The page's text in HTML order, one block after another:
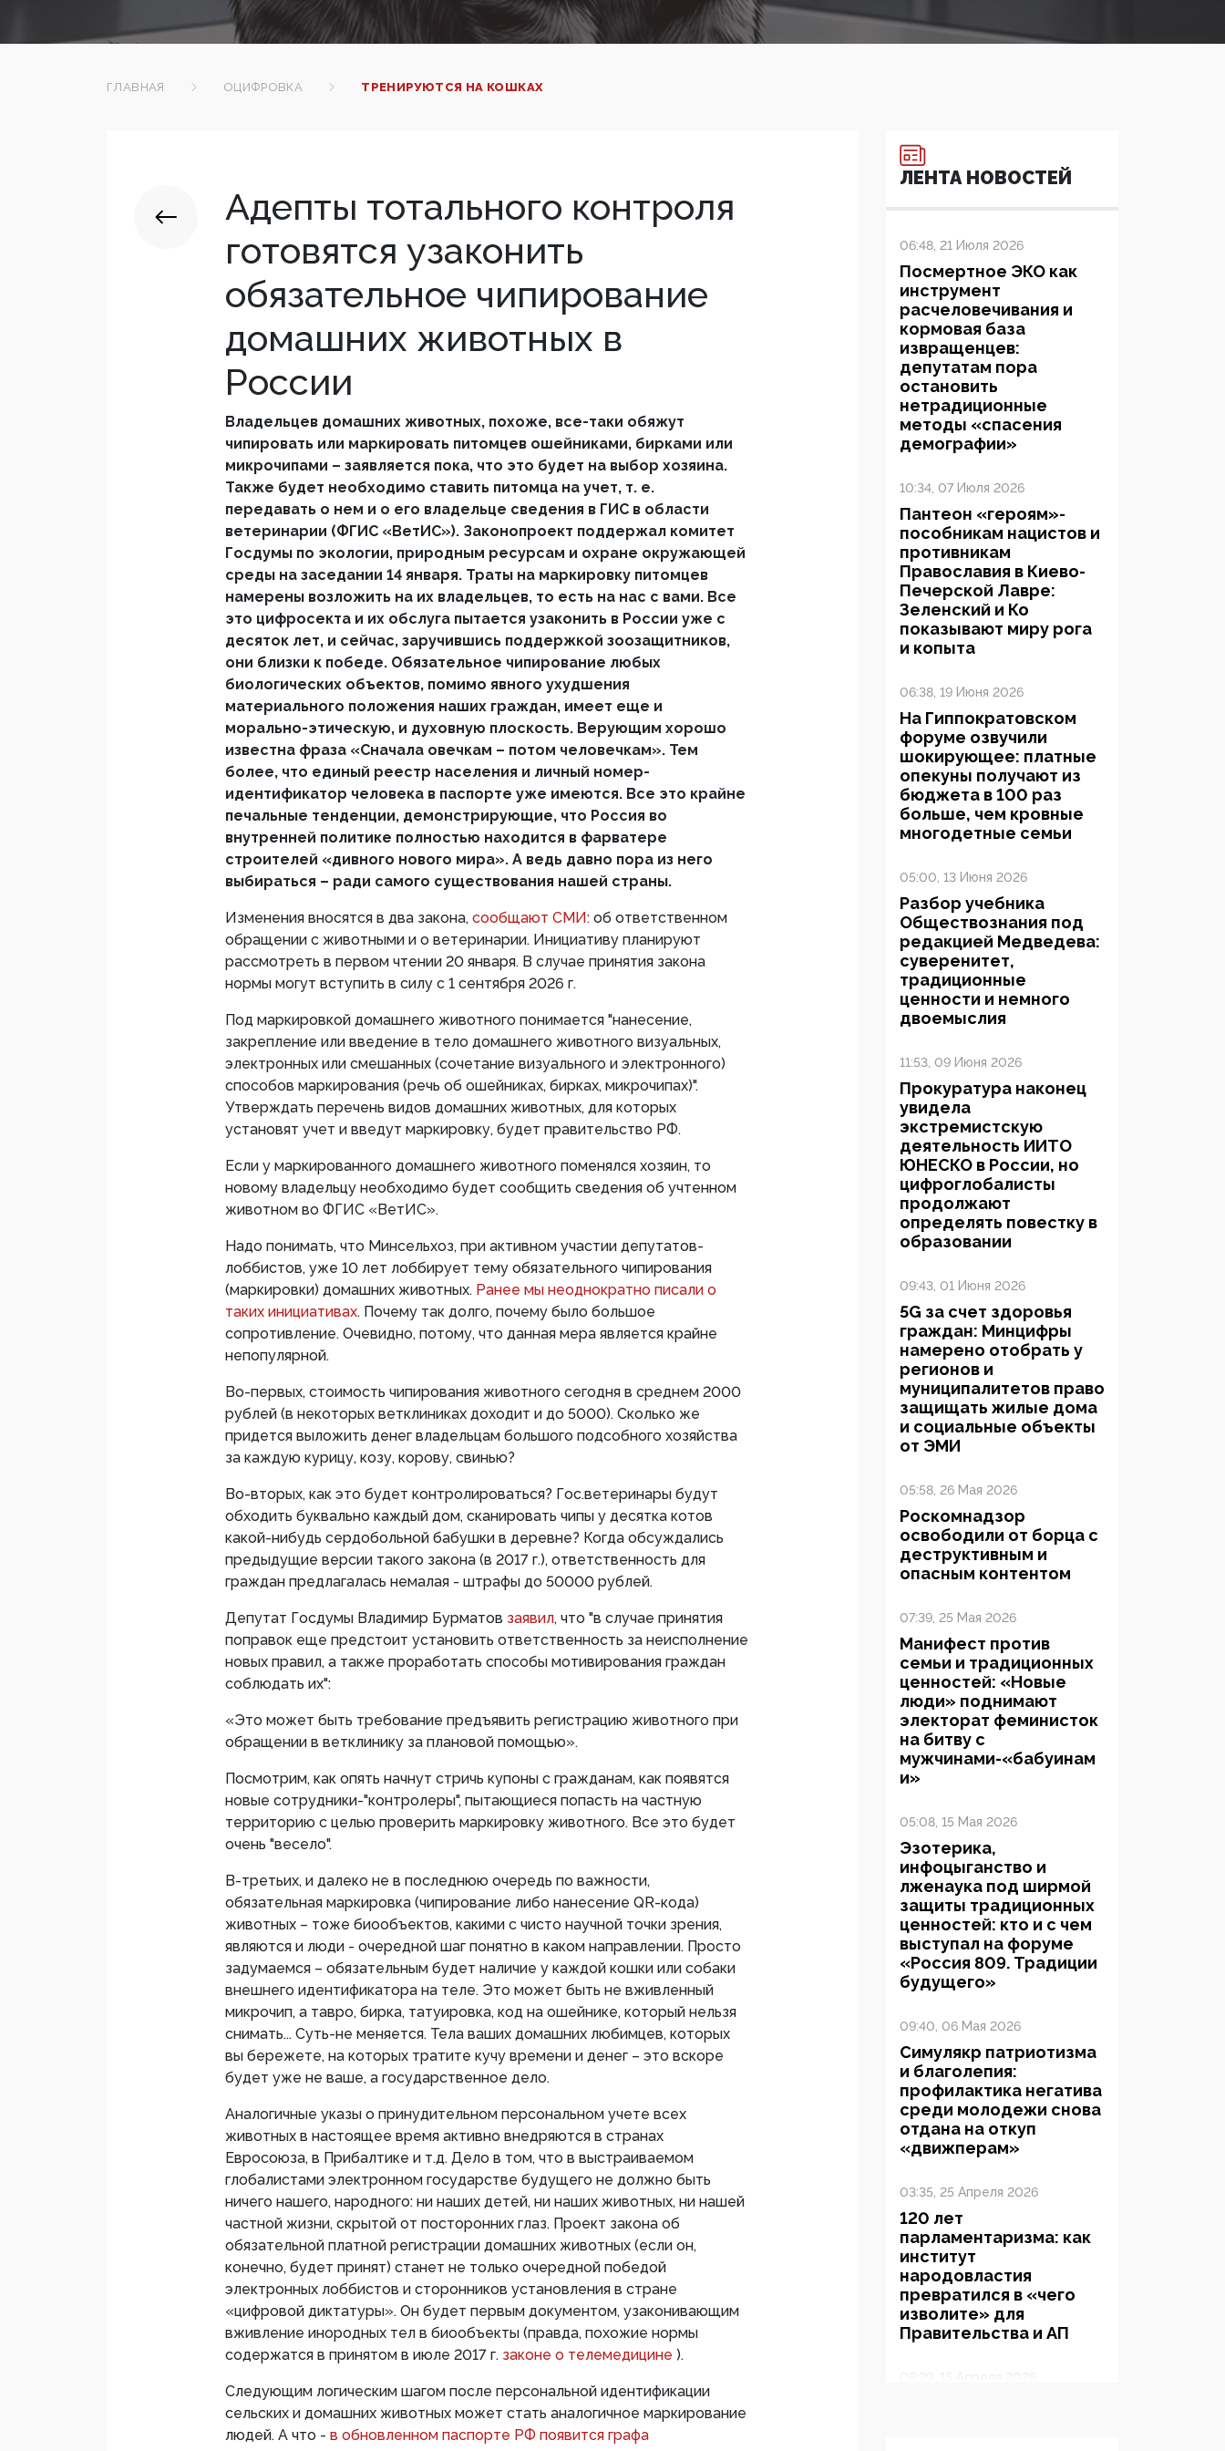
ГЛАВНАЯ ОЦИФРОВКА ТРЕНИРУЮТСЯ НА КОШКАХ
Адепты тотального контроля
готовятся узаконить
обязательное чипирование
домашних животных в
России
Владельцев домашних животных, похоже, все-таки обяжут
чипировать или маркировать питомцев ошейниками, бирками или
микрочипами – заявляется пока, что это будет на выбор хозяина.
Также будет необходимо ставить питомца на учет, т. е.
передавать о нем и о его владельце сведения в ГИС в области
ветеринарии (ФГИС «ВетИС»). Законопроект поддержал комитет
Госдумы по экологии, природным ресурсам и охране окружающей
среды на заседании 14 января. Траты на маркировку питомцев
намерены возложить на их владельцев, то есть на нас с вами. Все
это цифросекта и их обслуга пытается узаконить в России уже с
десяток лет, и сейчас, заручившись поддержкой зоозащитников,
они близки к победе. Обязательное чипирование любых
биологических объектов, помимо явного ухудшения
материального положения наших граждан, имеет еще и
морально-этическую, и духовную плоскость. Верующим хорошо
известна фраза «Сначала овечкам – потом человечкам». Тем
более, что единый реестр населения и личный номер-
идентификатор человека в паспорте уже имеются. Все это крайне
печальные тенденции, демонстрирующие, что Россия во
внутренней политике полностью находится в фарватере
строителей «дивного нового мира». А ведь давно пора из него
выбираться – ради самого существования нашей страны.
Изменения вносятся в два закона, сообщают СМИ: об ответственном
обращении с животными и о ветеринарии. Инициативу планируют
рассмотреть в первом чтении 20 января. В случае принятия закона
нормы могут вступить в силу с 1 сентября 2026 г.
Под маркировкой домашнего животного понимается "нанесение,
закрепление или введение в тело домашнего животного визуальных,
электронных или смешанных (сочетание визуального и электронного)
способов маркирования (речь об ошейниках, бирках, микрочипах)".
Утверждать перечень видов домашних животных, для которых
установят учет и введут маркировку, будет правительство РФ.
Если у маркированного домашнего животного поменялся хозяин, то
новому владельцу необходимо будет сообщить сведения об учтенном
животном во ФГИС «ВетИС».
Надо понимать, что Минсельхоз, при активном участии депутатов-
лоббистов, уже 10 лет лоббирует тему обязательного чипирования
(маркировки) домашних животных. Ранее мы неоднократно писали о
таких инициативах. Почему так долго, почему было большое
сопротивление. Очевидно, потому, что данная мера является крайне
непопулярной.
Во-первых, стоимость чипирования животного сегодня в среднем 2000
рублей (в некоторых ветклиниках доходит и до 5000). Сколько же
придется выложить денег владельцам большого подсобного хозяйства
за каждую курицу, козу, корову, свинью?
Во-вторых, как это будет контролироваться? Гос.ветеринары будут
обходить буквально каждый дом, сканировать чипы у десятка котов
какой-нибудь сердобольной бабушки в деревне? Когда обсуждались
предыдущие версии такого закона (в 2017 г.), ответственность для
граждан предлагалась немалая - штрафы до 50000 рублей.
Депутат Госдумы Владимир Бурматов заявил, что "в случае принятия
поправок еще предстоит установить ответственность за неисполнение
новых правил, а также проработать способы мотивирования граждан
соблюдать их":
«Это может быть требование предъявить регистрацию животного при
обращении в ветклинику за плановой помощью».
Посмотрим, как опять начнут стричь купоны с гражданам, как появятся
новые сотрудники-"контролеры", пытающиеся попасть на частную
территорию с целью проверить маркировку животного. Все это будет
очень "весело".
В-третьих, и далеко не в последнюю очередь по важности,
обязательная маркировка (чипирование либо нанесение QR-кода)
животных – тоже биообъектов, какими с чисто научной точки зрения,
являются и люди - очередной шаг понятно в каком направлении. Просто
задумаемся – обязательным будет наличие у каждой кошки или собаки
внешнего идентификатора на теле. Это может быть не вживленный
микрочип, а тавро, бирка, татуировка, код на ошейнике, который нельзя
снимать... Суть-не меняется. Тела ваших домашних любимцев, которых
вы бережете, на которых тратите кучу времени и денег – это вскоре
будет уже не ваше, а государственное дело.
Аналогичные указы о принудительном персональном учете всех
животных в настоящее время активно внедряются в странах
Евросоюза, в Прибалтике и т.д. Дело в том, что в выстраиваемом
глобалистами электронном государстве будущего не должно быть
ничего нашего, народного: ни наших детей, ни наших животных, ни нашей
частной жизни, скрытой от посторонних глаз. Проект закона об
обязательной платной регистрации домашних животных (если он,
конечно, будет принят) станет не только очередной победой
электронных лоббистов и сторонников установления в стране
«цифровой диктатуры». Он будет первым документом, узаконивающим
вживление инородных тел в биообъекты (правда, похожие нормы
содержатся в принятом в июле 2017 г. законе о телемедицине ).
Следующим логическим шагом после персональной идентификации
сельских и домашних животных может стать аналогичное маркирование
людей. А что - в обновленном паспорте РФ появится графа
ЛЕНТА НОВОСТЕЙ
06:48, 21 Июля 2026
Посмертное ЭКО как
инструмент
расчеловечивания и
кормовая база
извращенцев:
депутатам пора
остановить
нетрадиционные
методы «спасения
демографии»
10:34, 07 Июля 2026
Пантеон «героям»-
пособникам нацистов и
противникам
Православия в Киево-
Печерской Лавре:
Зеленский и Ко
показывают миру рога
и копыта
06:38, 19 Июня 2026
На Гиппократовском
форуме озвучили
шокирующее: платные
опекуны получают из
бюджета в 100 раз
больше, чем кровные
многодетные семьи
05:00, 13 Июня 2026
Разбор учебника
Обществознания под
редакцией Медведева:
суверенитет,
традиционные
ценности и немного
двоемыслия
11:53, 09 Июня 2026
Прокуратура наконец
увидела
экстремистскую
деятельность ИИТО
ЮНЕСКО в России, но
цифроглобалисты
продолжают
определять повестку в
образовании
09:43, 01 Июня 2026
5G за счет здоровья
граждан: Минцифры
намерено отобрать у
регионов и
муниципалитетов право
защищать жилые дома
и социальные объекты
от ЭМИ
05:58, 26 Мая 2026
Роскомнадзор
освободили от борца с
деструктивным и
опасным контентом
07:39, 25 Мая 2026
Манифест против
семьи и традиционных
ценностей: «Новые
люди» поднимают
электорат феминисток
на битву с
мужчинами-«бабуинам
и»
05:08, 15 Мая 2026
Эзотерика,
инфоцыганство и
лженаука под ширмой
защиты традиционных
ценностей: кто и с чем
выступал на форуме
«Россия 809. Традиции
будущего»
09:40, 06 Мая 2026
Симулякр патриотизма
и благолепия:
профилактика негатива
среди молодежи снова
отдана на откуп
«движперам»
03:35, 25 Апреля 2026
120 лет
парламентаризма: как
институт
народовластия
превратился в «чего
изволите» для
Правительства и АП